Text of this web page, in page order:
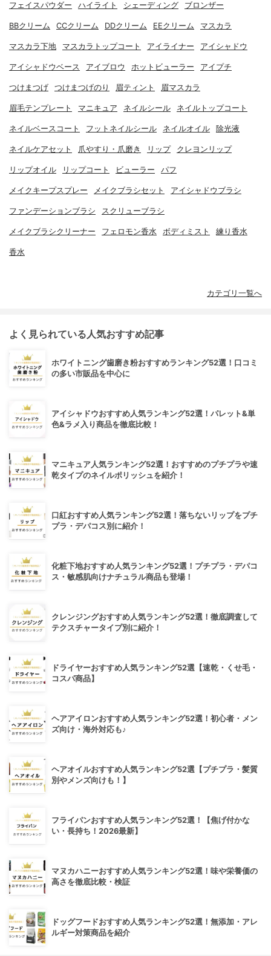
フェイスパウダー ハイライト シェーディング ブロンザー
BBクリーム CCクリーム DDクリーム EEクリーム マスカラ
マスカラ下地 マスカラトップコート アイライナー アイシャドウ
アイシャドウベース アイブロウ ホットビューラー アイプチ
つけまつげ つけまつげのり 眉ティント 眉マスカラ
眉毛テンプレート マニキュア ネイルシール ネイルトップコート
ネイルベースコート フットネイルシール ネイルオイル 除光液
ネイルケアセット 爪やすり・爪磨き リップ クレヨンリップ
リップオイル リップコート ビューラー パフ
メイクキープスプレー メイクブラシセット アイシャドウブラシ
ファンデーションブラシ スクリューブラシ
メイクブラシクリーナー フェロモン香水 ボディミスト 練り香水
香水
カテゴリ一覧へ
よく見られている人気おすすめ記事
ホワイトニング歯磨き粉おすすめランキング52選！口コミ
の多い市販品を中心に
アイシャドウおすすめ人気ランキング52選！パレット&単
色&ラメ入り商品を徹底比較！
マニキュア人気ランキング52選！おすすめのプチプラや速
乾タイプのネイルポリッシュを紹介！
口紅おすすめ人気ランキング52選！落ちないリップをプチ
プラ・デパコス別に紹介！
化粧下地おすすめ人気ランキング52選！プチプラ・デパコ
ス・敏感肌向けナチュラル商品も登場！
クレンジングおすすめ人気ランキング52選！徹底調査して
テクスチャータイプ別に紹介！
ドライヤーおすすめ人気ランキング52選【速乾・くせ毛・
コスパ商品】
ヘアアイロンおすすめ人気ランキング52選！初心者・メン
ズ向け・海外対応も♪
ヘアオイルおすすめ人気ランキング52選【プチプラ・髪質
別やメンズ向けも！】
フライパンおすすめ人気ランキング52選！【焦げ付かな
い・長持ち！2026最新】
マヌカハニーおすすめ人気ランキング52選！味や栄養価の
高さを徹底比較・検証
ドッグフードおすすめ人気ランキング52選！無添加・アレ
ルギー対策商品を紹介